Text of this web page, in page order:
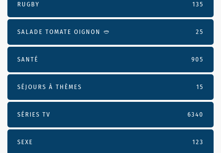
RUGBY 135
SALADE TOMATE OIGNON 🥙 25
SANTÉ 905
SÉJOURS À THÈMES 15
SÉRIES TV 6340
SEXE 123